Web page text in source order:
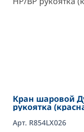
Кран шаровой
рукоятка
Арт. R854LX026